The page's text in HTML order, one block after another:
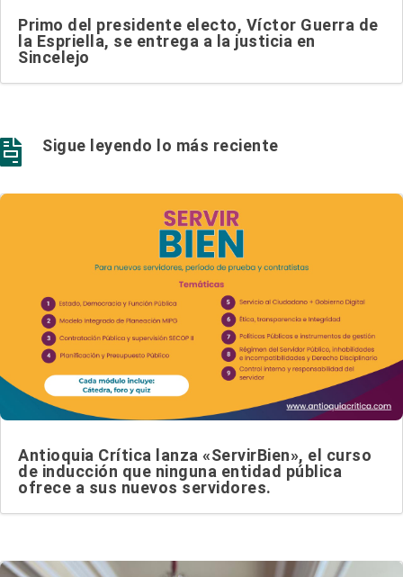
Primo del presidente electo, Víctor Guerra de
la Espriella, se entrega a la justicia en
Sincelejo
 Sigue leyendo lo más reciente
Antioquia Crítica lanza «ServirBien», el curso
de inducción que ninguna entidad pública
ofrece a sus nuevos servidores.